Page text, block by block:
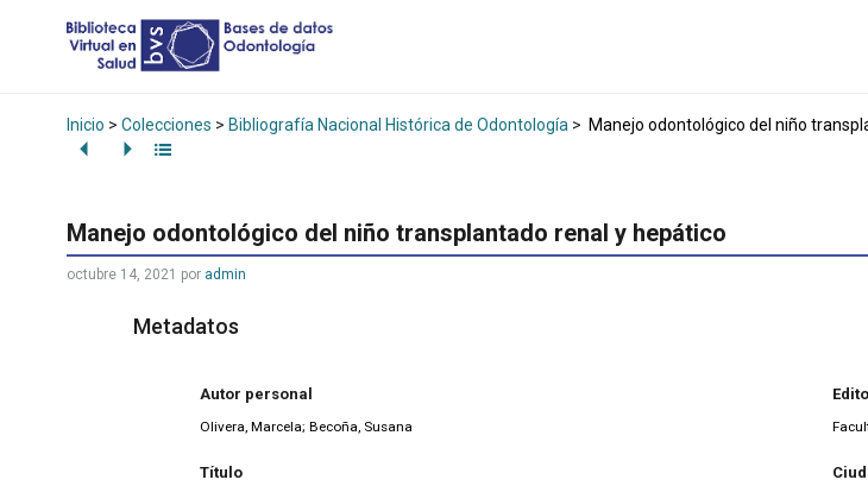
Inicio > Colecciones > Bibliografía Nacional Histórica de Odontología > Manejo odontológico del niño
Manejo odontológico del niño transplantado renal y hepático
octubre 14, 2021 por admin
Metadatos
Autor personal
Olivera, Marcela; Becoña, Susana
Título